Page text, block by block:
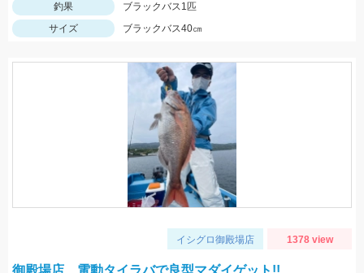
釣果
ブラックバス1匹
サイズ
ブラックバス40㎝
イシグロ御殿場店 1378 view
御殿場店 電動タイラバで良型マダイゲット!!